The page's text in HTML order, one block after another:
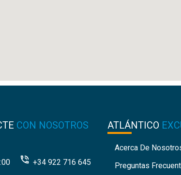
CON NOSOTROS
+34 922 716 645
ATLÁNTICO
Acerca De
Preguntas